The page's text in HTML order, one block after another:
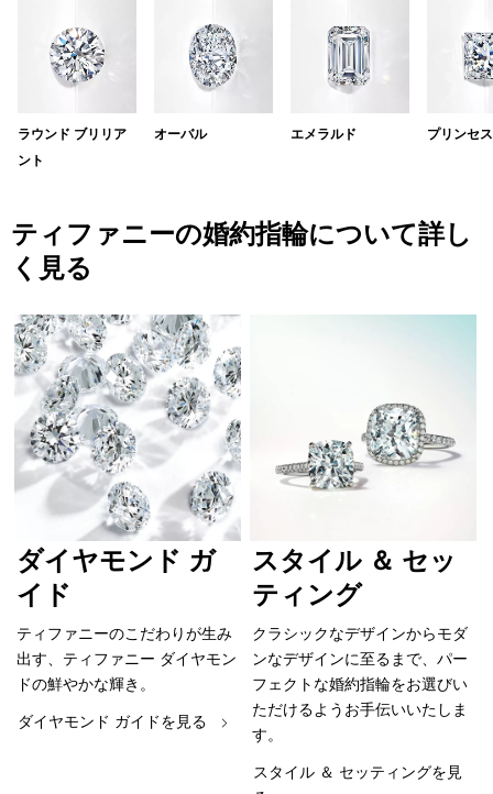
ラウンド ブリリア
ント
オーバル エメラルド プリンセス
ティファニーの婚約指輪について詳し
く見る
ダイヤモンド ガ
イド
ティファニーのこだわりが生み
出す、ティファニー ダイヤモン
ドの鮮やかな輝き。
ダイヤモンド ガイドを見る
スタイル ＆ セッ
ティング
クラシックなデザインからモダ
ンなデザインに至るまで、パー
フェクトな婚約指輪をお選びい
ただけるようお手伝いいたしま
す。
スタイル ＆ セッティングを見